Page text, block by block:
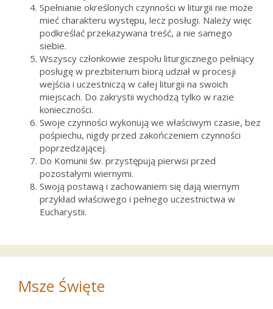
Spełnianie określonych czynności w liturgii nie może
mieć charakteru występu, lecz posługi. Należy więc
podkreślać przekazywana treść, a nie samego
siebie.
Wszyscy członkowie zespołu liturgicznego pełniący
posługę w prezbiterium biorą udział w procesji
wejścia i uczestniczą w całej liturgii na swoich
miejscach. Do zakrystii wychodzą tylko w razie
konieczności.
Swoje czynności wykonują we właściwym czasie, bez
pośpiechu, nigdy przed zakończeniem czynności
poprzedzającej.
Do Komunii św. przystępują pierwsi przed
pozostałymi wiernymi.
Swoją postawą i zachowaniem się dają wiernym
przykład właściwego i pełnego uczestnictwa w
Eucharystii.
Msze Święte